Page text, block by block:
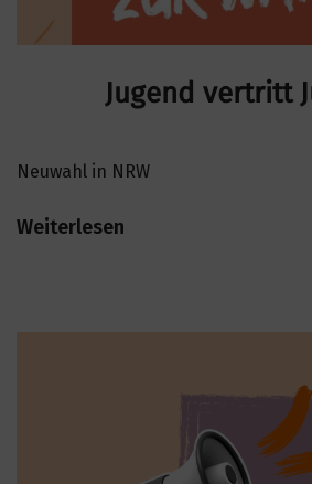
Jugend vertritt
Neuwahl in NRW
Weiterlesen